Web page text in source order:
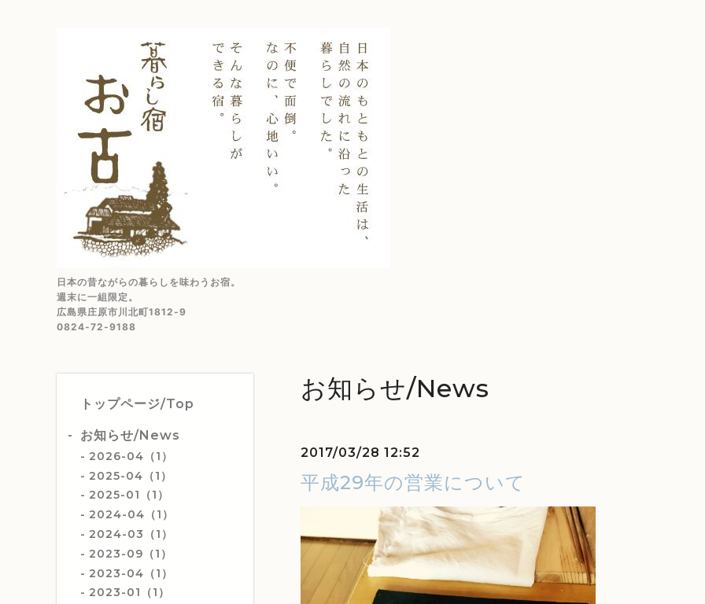
日本の昔ながらの暮らしを味わうお宿。
週末に一組限定。
広島県庄原市川北町1812-9
0824-72-9188
トップページ/Top
お知らせ/News
2026-04（1）
2025-04（1）
2025-01（1）
2024-04（1）
2024-03（1）
2023-09（1）
2023-04（1）
2023-01（1）
お知らせ/News
2017/03/28 12:52
平成29年の営業について